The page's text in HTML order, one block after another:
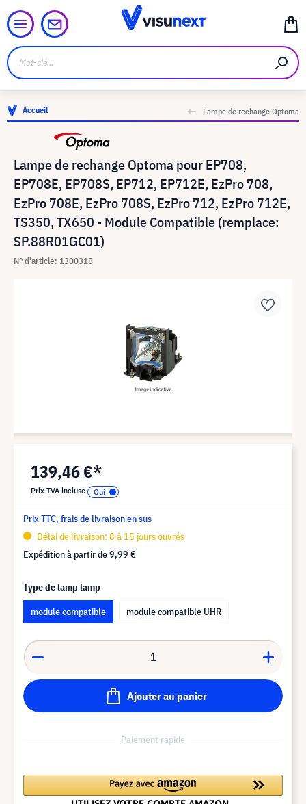
Accueil Lampe de rechange Optoma
Lampe de rechange Optoma pour EP708,
EP708E, EP708S, EP712, EP712E, EzPro 708,
EzPro 708E, EzPro 708S, EzPro 712, EzPro 712E,
TS350, TX650 - Module Compatible (remplace:
SP.88R01GC01)
N° d'article: 1300318
139,46 €*
Prix TVA incluse
Prix TTC, frais de livraison en sus
Délai de livraison: 8 à 15 jours ouvrés
Expédition à partir de9,99 €
Type de lamp lamp
module compatible
module compatible UHR
Ajouter au panier
Paiement rapide